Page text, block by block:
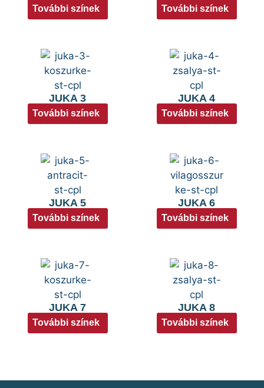
További színek További színek
JUKA 3
További színek
JUKA 4
További színek
JUKA 5
További színek
JUKA 6
További színek
JUKA 7
További színek
JUKA 8
További színek